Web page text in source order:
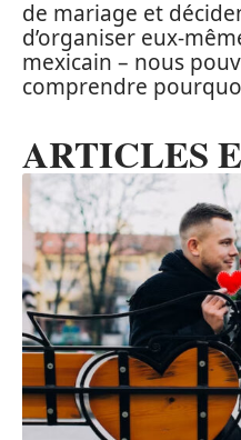
de mariage et
d’organiser eux-
mexicain – nous
comprendre
ARTICLES